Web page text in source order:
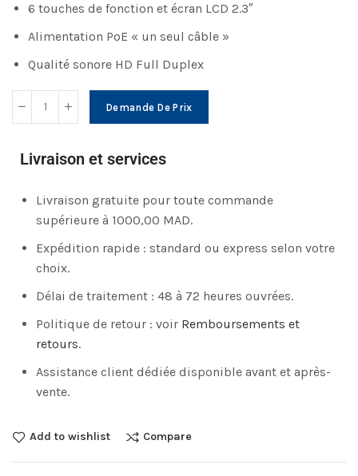
6 touches de fonction et écran LCD 2.3″
Alimentation PoE « un seul câble »
Qualité sonore HD Full Duplex
Demande De Prix
Livraison et services
Livraison gratuite pour toute commande
supérieure à 1000,00 MAD.
Expédition rapide : standard ou express selon votre
choix.
Délai de traitement : 48 à 72 heures ouvrées.
Politique de retour : voir Remboursements et
retours.
Assistance client dédiée disponible avant et après-
vente.
Add to wishlist Compare